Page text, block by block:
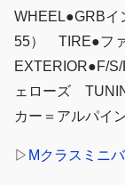
WHEEL●GRBイ
55） TIRE●フ
EXTERIOR●F/
ェローズ
カー＝アルパイ
▷ Mクラスミニ